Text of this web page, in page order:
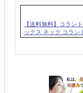
【送料無料】コラン
ックス ネック コラン